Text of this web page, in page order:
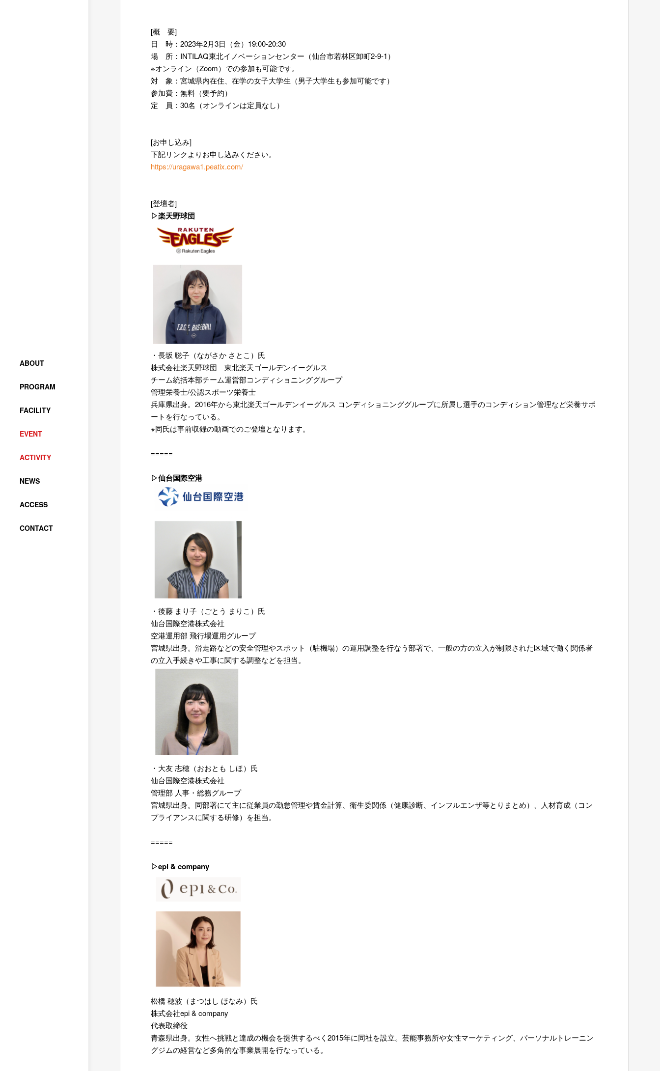
ABOUT
PROGRAM
FACILITY
EVENT
ACTIVITY
NEWS
ACCESS
CONTACT
[概 要]
日 時：2023年2月3日（金）19:00-20:30
場 所：INTILAQ東北イノベーションセンター（仙台市若林区卸町2-9-1）
※オンライン（Zoom）での参加も可能です。
対 象：宮城県内在住、在学の女子大学生（男子大学生も参加可能です）
参加費：無料（要予約）
定 員：30名（オンラインは定員なし）
[お申し込み]
下記リンクよりお申し込みください。
https://uragawa1.peatix.com/
[登壇者]
▷楽天野球団
・長坂 聡子（ながさか さとこ）氏
株式会社楽天野球団 東北楽天ゴールデンイーグルス
チーム統括本部チーム運営部コンディショニンググループ
管理栄養士/公認スポーツ栄養士
兵庫県出身。2016年から東北楽天ゴールデンイーグルス コンディショニンググループに所属し選手のコンディション管理など栄養サポ
ートを行なっている。
※同氏は事前収録の動画でのご登壇となります。
=====
▷仙台国際空港
・後藤 まり子（ごとう まりこ）氏
仙台国際空港株式会社
空港運用部 飛行場運用グループ
宮城県出身。滑走路などの安全管理やスポット（駐機場）の運用調整を行なう部署で、一般の方の立入が制限された区域で働く関係者
の立入手続きや工事に関する調整などを担当。
・大友 志穂（おおとも しほ）氏
仙台国際空港株式会社
管理部 人事・総務グループ
宮城県出身。同部署にて主に従業員の勤怠管理や賃金計算、衛生委関係（健康診断、インフルエンザ等とりまとめ）、人材育成（コン
プライアンスに関する研修）を担当。
=====
▷epi & company
松橋 穂波（まつはし ほなみ）氏
株式会社epi & company
代表取締役
青森県出身。女性へ挑戦と達成の機会を提供するべく2015年に同社を設立。芸能事務所や女性マーケティング、パーソナルトレーニン
グジムの経営など多角的な事業展開を行なっている。